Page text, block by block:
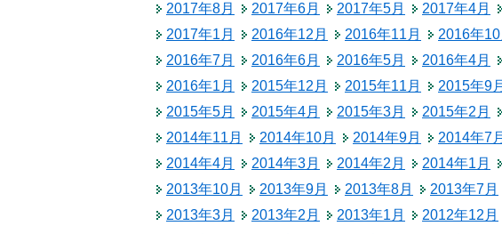
交通安全・防犯
移住
2017年8月
2017年6月 2017年5月 2017年4月
2017年1月
2016年12月 2016年11月 2016年10
2016年7月
2016年6月 2016年5月 2016年4月
2016年1月
2015年12月 2015年11月 2015年9月
2015年5月
2015年4月 2015年3月 2015年2月
2014年11月
2014年10月 2014年9月 2014年7月
2014年4月
2014年3月 2014年2月 2014年1月
2013年10月
2013年9月 2013年8月 2013年7月
2013年3月
2013年2月 2013年1月 2012年12月